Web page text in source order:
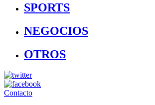
SPORTS
NEGOCIOS
OTROS
Contacto